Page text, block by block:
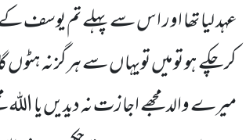
عہد لیا تھا اور اس سے پہلے تم یوسف
کرچکے ہو تو میں تویہاں سے ہرگز نہ
میرے والد مجھے اجازت نہ دیدیں یا اللہ